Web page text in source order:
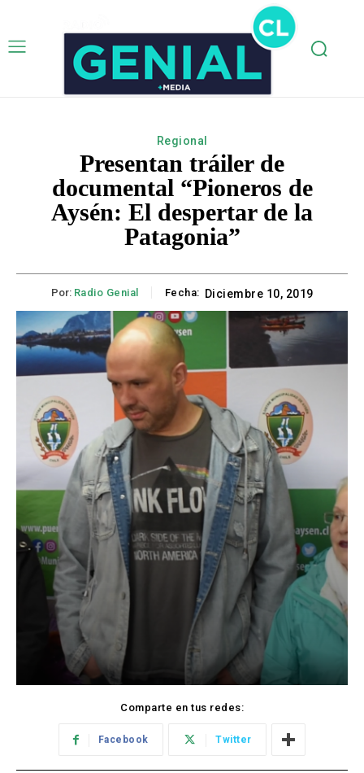
Regional
Presentan tráiler de
documental “Pioneros de
Aysén: El despertar de la
Patagonia”
Por: Radio Genial Fecha: Diciembre 10, 2019
Comparte en tus redes:
Facebook Twitter